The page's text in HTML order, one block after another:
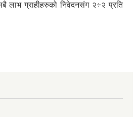
लाभ ग्राहीहरुको निवेदनसंग २÷२ प्रति